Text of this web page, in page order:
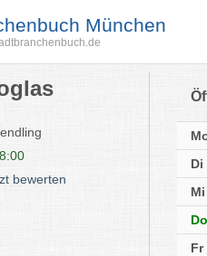
München
bewerten
Di
Mi
Do
Fr